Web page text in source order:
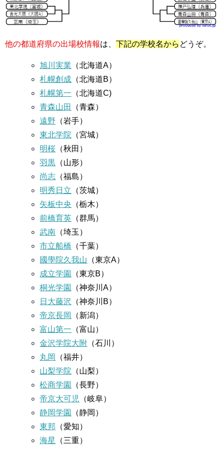
他の都道府県の出場校情報は、 下記の学校名から どうぞ。
旭川実業 （北海道A）
札幌創成 （北海道B）
札幌第一 （北海道C)
青森山田
（青森）
遠野 （岩手）
東北学院 （宮城）
明桜 （秋田）
羽黒 （山形）
尚志 （福島）
明秀日立 （茨城）
矢板中央 （栃木）
前橋育英 （群馬）
武南 （埼玉）
市立船橋 （千葉）
國學院久我山 （東京A）
成立学園
（東京B）
桐光学園
（神奈川A）
日大藤沢
（神奈川B）
帝京長岡
（新潟）
富山第一 （富山）
金沢学院大附 （石川）
丸岡
（福井）
山梨学院 （山梨）
松商学園
（長野）
帝京大可児
（岐阜）
静岡学園
（静岡）
東邦 （愛知）
海星
（三重）